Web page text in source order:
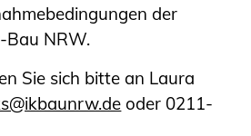
der
Bau NRW.
Sie sich bitte an Laura
oder 0211-